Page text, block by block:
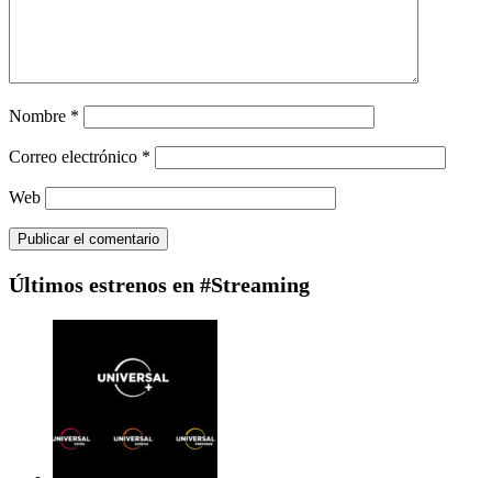
Nombre *
Correo electrónico *
Web
Últimos estrenos en #Streaming